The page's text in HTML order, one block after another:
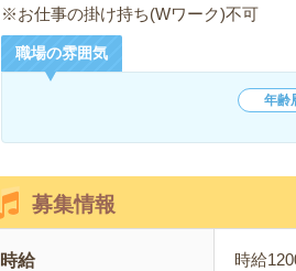
※お仕事の掛け持ち(Wワーク)不可
職場の雰囲気
年齢
募集情報
時給 時給